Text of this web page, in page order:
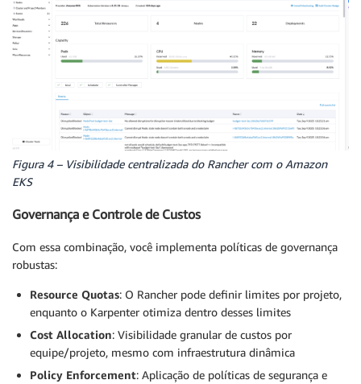
Figura 4 – Visibilidade centralizada do Rancher com o Amazon
EKS
Governança e Controle de Custos
Com essa combinação, você implementa políticas de governança
robustas:
Resource Quotas: O Rancher pode definir limites por projeto,
enquanto o Karpenter otimiza dentro desses limites
Cost Allocation: Visibilidade granular de custos por
equipe/projeto, mesmo com infraestrutura dinâmica
Policy Enforcement: Aplicação de políticas de segurança e